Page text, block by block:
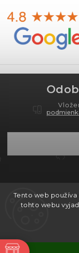
Tento web
tohto webu
Copyright
Grafický